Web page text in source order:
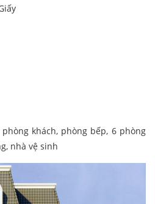
khách, phòng bếp, 6 phòng
nhà vệ sinh